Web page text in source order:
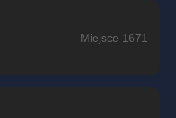
Miejsce 1671